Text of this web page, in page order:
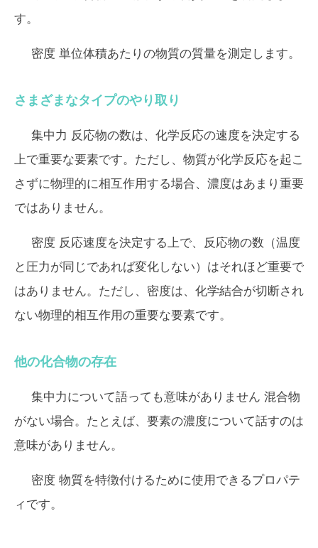
す。
密度 単位体積あたりの物質の質量を測定します。
さまざまなタイプのやり取り
集中力 反応物の数は、化学反応の速度を決定する
上で重要な要素です。ただし、物質が化学反応を起こ
さずに物理的に相互作用する場合、濃度はあまり重要
ではありません。
密度 反応速度を決定する上で、反応物の数（温度
と圧力が同じであれば変化しない）はそれほど重要で
はありません。ただし、密度は、化学結合が切断され
ない物理的相互作用の重要な要素です。
他の化合物の存在
集中力について語っても意味がありません 混合物
がない場合。たとえば、要素の濃度について話すのは
意味がありません。
密度 物質を特徴付けるために使用できるプロパテ
ィです。